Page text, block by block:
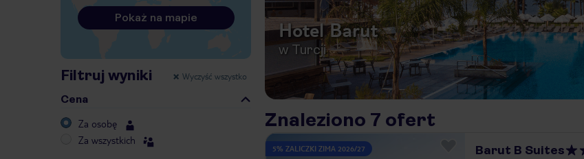
Pokaż na mapie
Filtruj wyniki Wyczyść wszystko
Cena
Za osobę
Za wszystkich
Hotel Barut
w Turcji
Znaleziono 7 ofert
5% ZALICZKI ZIMA 2026/27 Barut B Suites